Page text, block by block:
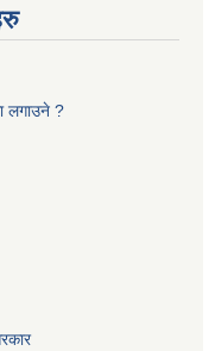
लगाउने ?